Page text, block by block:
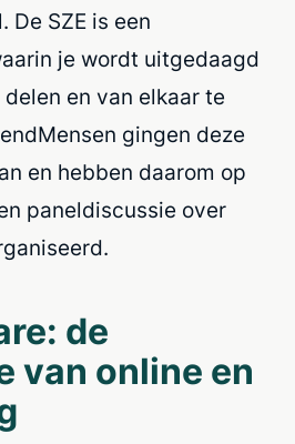
De SZE is een
je wordt uitgedaagd
en van elkaar te
gingen deze
en hebben daarom op
paneldiscussie over
de
van online en